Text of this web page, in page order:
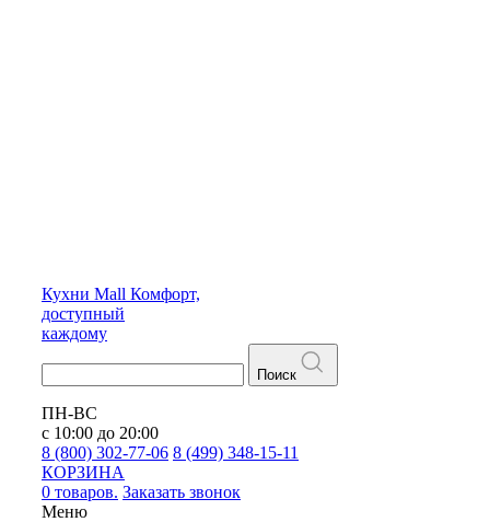
Кухни Mall Комфорт,
доступный
каждому
Поиск
ПН-ВС
с 10:00 до 20:00
8 (800) 302-77-06 8 (499) 348-15-11
КОРЗИНА
0 товаров. Заказать звонок
Меню